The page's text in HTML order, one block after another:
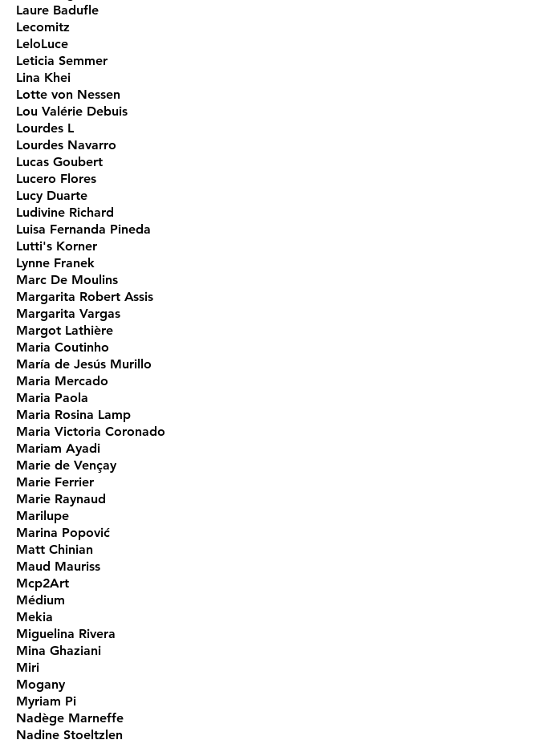
Laure Badufle
Lecomitz
LeloLuce
Leticia Semmer
Lina Khei
Lotte von Nessen
Lou Valérie Debuis
Lourdes L
Lourdes Navarro
Lucas Goubert
Lucero Flores
Lucy Duarte
Ludivine Richard
Luisa Fernanda Pineda
Lutti's Korner
Lynne Franek
Marc De Moulins
Margarita Robert Assis
Margarita Vargas
Margot Lathière
Maria Coutinho
María de Jesús Murillo
Maria Mercado
Maria Paola
Maria Rosina Lamp
Maria Victoria Coronado
Mariam Ayadi
Marie de Vençay
Marie Ferrier
Marie Raynaud
Marilupe
Marina Popović
Matt Chinian
Maud Mauriss
Mcp2Art
Médium
Mekia
Miguelina Rivera
Mina Ghaziani
Miri
Mogany
Myriam Pi
Nadège Marneffe
Nadine Stoeltzlen